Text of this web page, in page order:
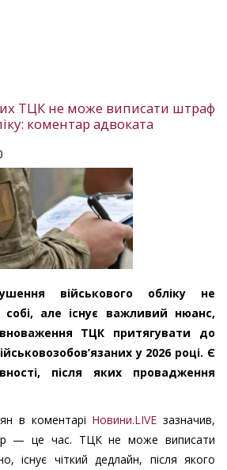
ТЦК не може виписати штраф
коментар адвоката
військового обліку не
але існує важливий нюанс,
ТЦК притягувати до
у 2026 році. Є
після яких провадження
в коментарі Новини.LIVE зазначив,
— це час. ТЦК не може виписати
існує чіткий дедлайн, після якого